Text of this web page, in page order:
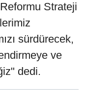
Reformu Strateji
sürdürecek,
ve
dedi.